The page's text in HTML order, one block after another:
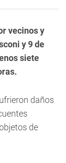
vecinos y
y 9 de
siete
daños
de